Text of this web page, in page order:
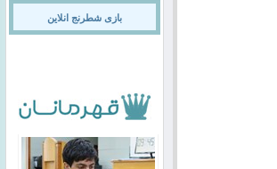
بازی شطرنج انلاین